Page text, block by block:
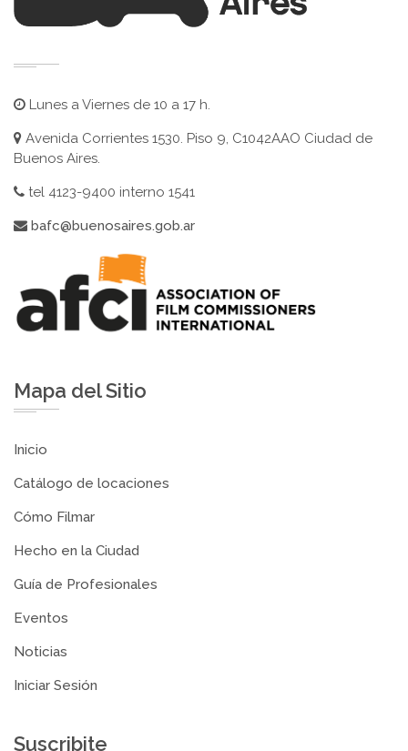
Lunes a Viernes de 10 a 17 h.
Avenida Corrientes 1530. Piso 9, C1042AAO Ciudad de
Buenos Aires.
tel 4123-9400 interno 1541
bafc@buenosaires.gob.ar
Mapa del Sitio
Inicio
Catálogo de locaciones
Cómo Filmar
Hecho en la Ciudad
Guía de Profesionales
Eventos
Noticias
Iniciar Sesión
Suscribite